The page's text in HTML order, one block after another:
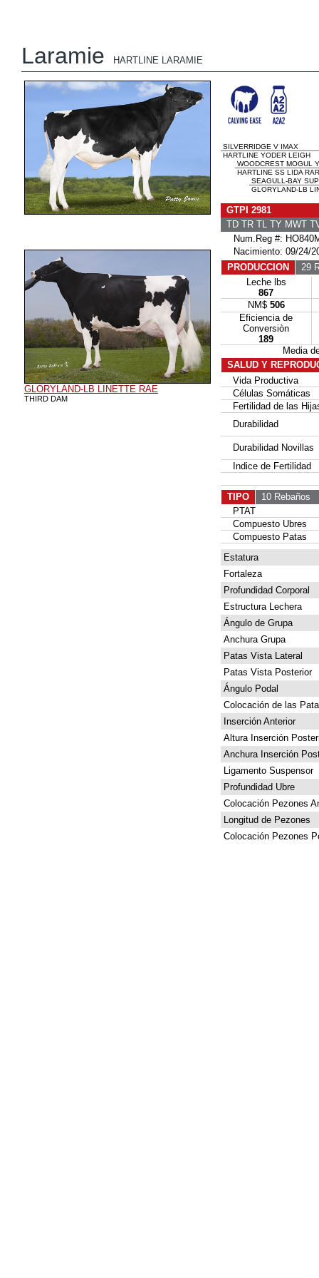
Laramie HARTLINE LARAMIE
GLORYLAND-LB LINETTE RAE
THIRD DAM
SILVERRIDGE V IMAX
HARTLINE YODER LEIGH
WOODCREST MOGUL
HARTLINE SS LIDA RAR
SEAGULL-BAY
GLORYLAND-LB
GTPI 2981
TD TR TL TY MWT
Num.Reg #:
Nacimiento: 09/24/
PRODUCCION
29
Leche lbs
867
NM$ 506
Eficiencia de
Conversiòn
189
Media
SALUD Y
Vida Productiva
Células Somáticas
Fertilidad de las
Durabilidad
Durabilidad Novillas
Indice de Fertilidad
TIPO 10 Rebaños
PTAT
Compuesto Ubres
Compuesto Patas
Estatura
Fortaleza
Profundidad Corporal
Estructura Lechera
Ángulo de Grupa
Anchura Grupa
Patas Vista Lateral
Patas Vista Posterior
Ángulo Podal
Colocación de las
Inserción Anterior
Altura Inserción
Anchura Inserción
Ligamento Suspensor
Profundidad Ubre
Colocación Pezones
Longitud de Pezones
Colocación Pezones